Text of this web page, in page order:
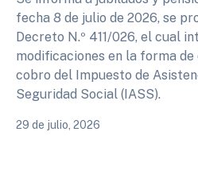
fecha 8 de julio de 2026, se
Decreto N.º 411/026, el cual
modificaciones en la forma
cobro del Impuesto de
Seguridad Social (IASS).
29 de julio, 2026